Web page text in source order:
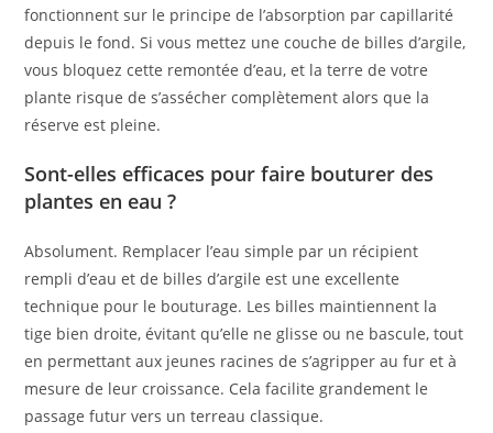
fonctionnent sur le principe de l’absorption par capillarité
depuis le fond. Si vous mettez une couche de billes d’argile,
vous bloquez cette remontée d’eau, et la terre de votre
plante risque de s’assécher complètement alors que la
réserve est pleine.
Sont-elles efficaces pour faire bouturer des
plantes en eau ?
Absolument. Remplacer l’eau simple par un récipient
rempli d’eau et de billes d’argile est une excellente
technique pour le bouturage. Les billes maintiennent la
tige bien droite, évitant qu’elle ne glisse ou ne bascule, tout
en permettant aux jeunes racines de s’agripper au fur et à
mesure de leur croissance. Cela facilite grandement le
passage futur vers un terreau classique.